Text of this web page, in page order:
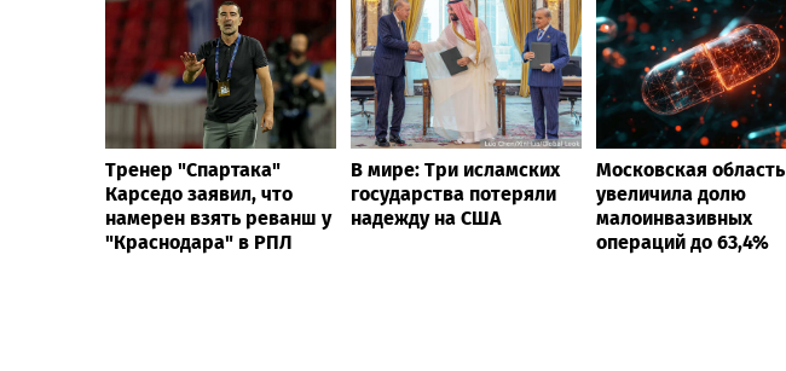
Тренер "Спартака"
Карседо заявил, что
намерен взять реванш у
"Краснодара" в РПЛ
В мире: Три исламских
государства потеряли
надежду на США
Московская область
увеличила долю
малоинвазивных
операций до 63,4%